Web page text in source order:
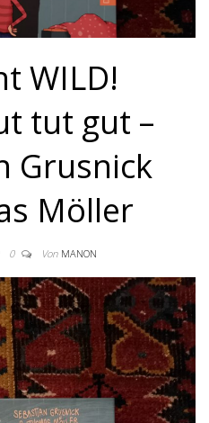
WILD!
tut gut –
Grusnick
Möller
0 Von MANON